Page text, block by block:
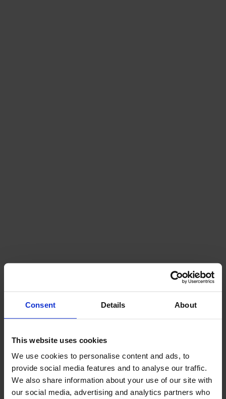
Consent Details About
This website uses cookies
We use cookies to personalise content and ads, to
provide social media features and to analyse our traffic.
We also share information about your use of our site with
our social media, advertising and analytics partners who